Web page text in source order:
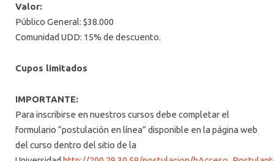
Valor:
Público General: $38.000
Comunidad UDD: 15% de descuento.
Cupos limitados
IMPORTANTE:
Para inscribirse en nuestros cursos debe completar el
formulario “postulación en línea” disponible en la página web
del curso dentro del sitio de la